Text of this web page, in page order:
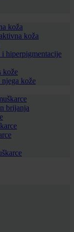
koža
koža
hiperpigmentacije
kože
njega kože
brijanja